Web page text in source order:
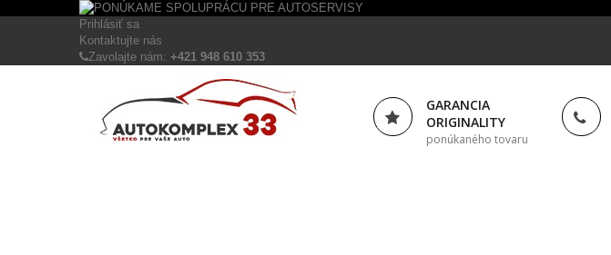
Prihlásiť sa
Kontaktujte nás
Zavolajte nám: +421 948 610 353
GARANCIA
ORIGINALITY
ponúkaného tovaru